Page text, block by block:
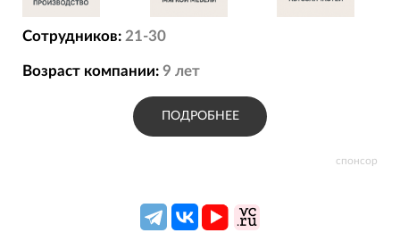
спонсор
Сотрудников: 21-30
Возраст компании: 9 лет
ПОДРОБНЕЕ